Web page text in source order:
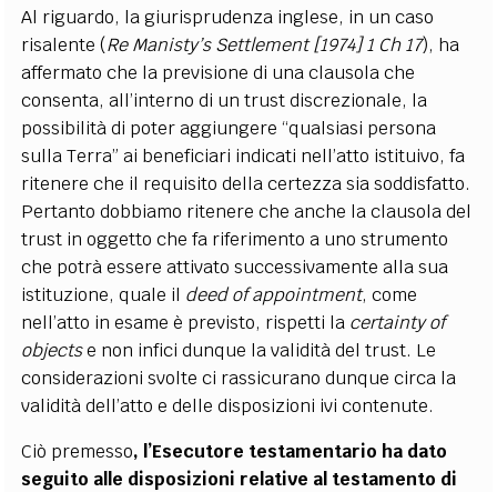
Al riguardo, la giurisprudenza inglese, in un caso
risalente (Re Manisty’s Settlement [1974] 1 Ch 17), ha
affermato che la previsione di una clausola che
consenta, all’interno di un trust discrezionale, la
possibilità di poter aggiungere “qualsiasi persona
sulla Terra” ai beneficiari indicati nell’atto istituivo, fa
ritenere che il requisito della certezza sia soddisfatto.
Pertanto dobbiamo ritenere che anche la clausola del
trust in oggetto che fa riferimento a uno strumento
che potrà essere attivato successivamente alla sua
istituzione, quale il deed of appointment, come
nell’atto in esame è previsto, rispetti la certainty of
objectse non infici dunque la validità del trust. Le
considerazioni svolte ci rassicurano dunque circa la
validità dell’atto e delle disposizioni ivi contenute.
Ciò premesso, l’Esecutore testamentario ha dato
seguito alle disposizioni relative al testamento di